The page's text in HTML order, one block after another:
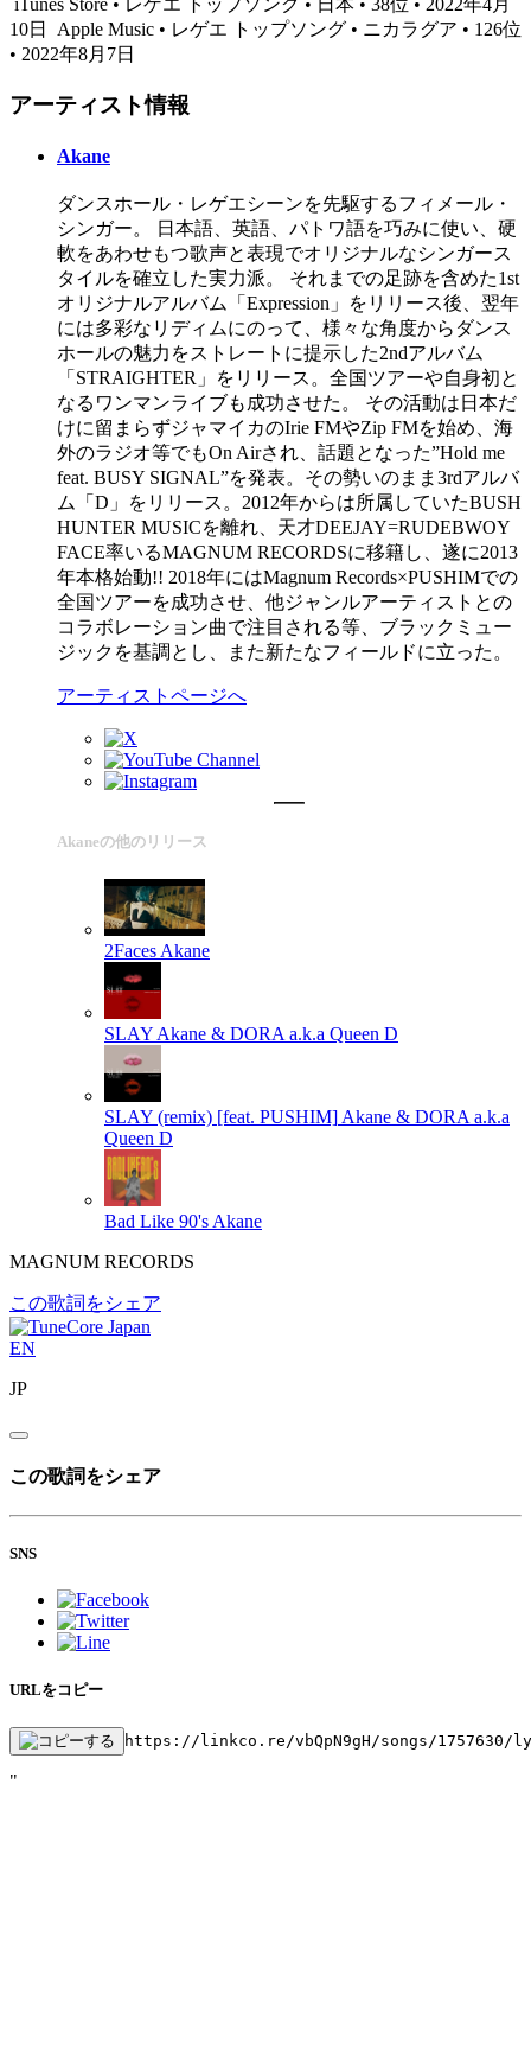
iTunes Store • レゲエ トップソング • 日本 • 38位 • 2022年4月
10日
Apple Music • レゲエ トップソング • ニカラグア • 126位
• 2022年8月7日
アーティスト情報
Akane
ダンスホール・レゲエシーンを先駆するフィメール・
シンガー。 日本語、英語、パトワ語を巧みに使い、硬
軟をあわせもつ歌声と表現でオリジナルなシンガース
タイルを確立した実力派。 それまでの足跡を含めた1st
オリジナルアルバム「Expression」をリリース後、翌年
には多彩なリディムにのって、様々な角度からダンス
ホールの魅力をストレートに提示した2ndアルバム
「STRAIGHTER」をリリース。全国ツアーや自身初と
なるワンマンライブも成功させた。 その活動は日本だ
けに留まらずジャマイカのIrie FMやZip FMを始め、海
外のラジオ等でもOn Airされ、話題となった”Hold me
feat. BUSY SIGNAL”を発表。その勢いのまま3rdアルバ
ム「D」をリリース。2012年からは所属していたBUSH
HUNTER MUSICを離れ、天才DEEJAY=RUDEBWOY
FACE率いるMAGNUM RECORDSに移籍し、遂に2013
年本格始動!! 2018年にはMagnum Records×PUSHIMでの
全国ツアーを成功させ、他ジャンルアーティストとの
コラボレーション曲で注目される等、ブラックミュー
ジックを基調とし、また新たなフィールドに立った。
アーティストページへ
Akaneの他のリリース
2Faces Akane
SLAY Akane & DORA a.k.a Queen D
SLAY (remix) [feat. PUSHIM] Akane & DORA a.k.a
Queen D
Bad Like 90's Akane
MAGNUM RECORDS
この歌詞をシェア
EN
JP
この歌詞をシェア
SNS
URLをコピー
https://linkco.re/vbQpN9gH/songs/1757630/
"